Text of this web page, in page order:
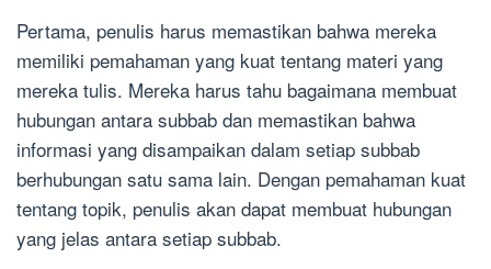
Pertama, penulis harus memastikan bahwa mereka
memiliki pemahaman yang kuat tentang materi yang
mereka tulis. Mereka harus tahu bagaimana membuat
hubungan antara subbab dan memastikan bahwa
informasi yang disampaikan dalam setiap subbab
berhubungan satu sama lain. Dengan pemahaman kuat
tentang topik, penulis akan dapat membuat hubungan
yang jelas antara setiap subbab.